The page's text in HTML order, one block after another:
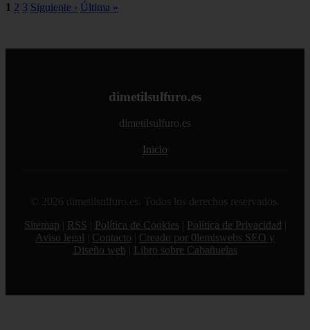
1 2 3 Siguiente › Última »
dimetilsulfuro.es
dimetilsulfuro.es
Inicio
© 2026 dimetilsulfuro.es. Todos los derechos reservados.
Sitemap
RSS Política de Cookies Política de Privacidad
Aviso legal
Contacto
Creado por 0lemiswebs SEO y
Diseño web
Libro sobre Cabañuelas